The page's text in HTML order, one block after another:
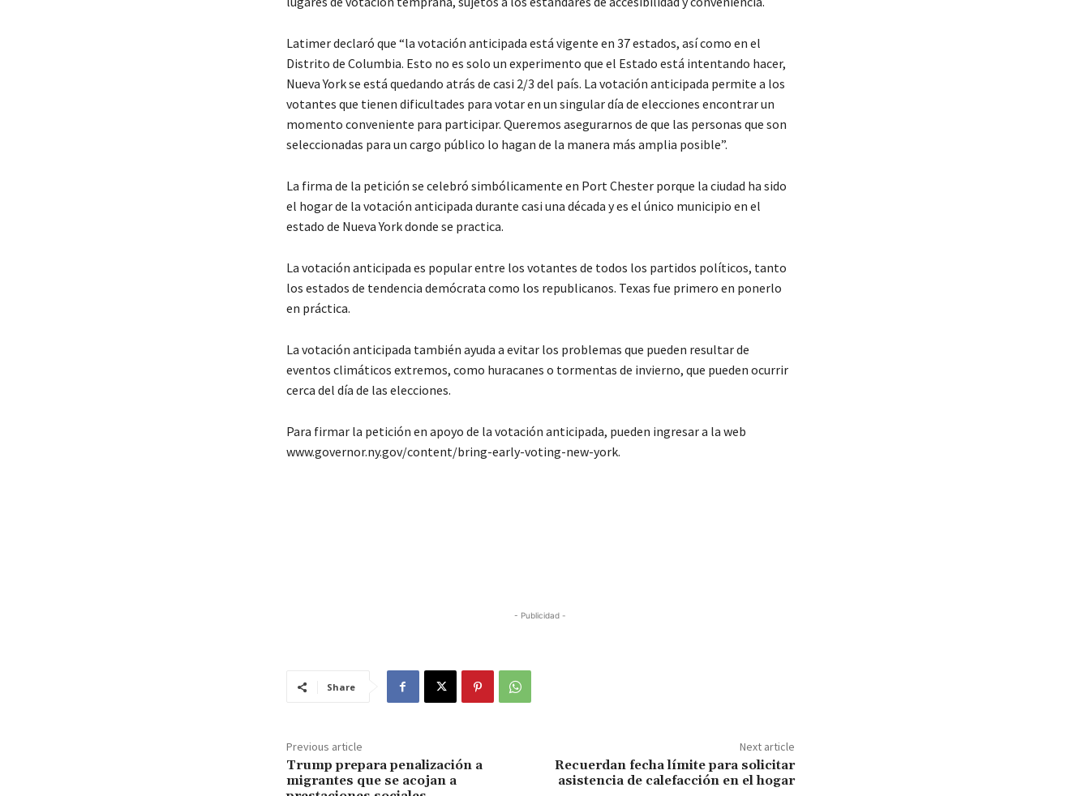
Latimer declaró que “la votación anticipada está vigente en 37 estados, así como en el
Distrito de Columbia. Esto no es solo un experimento que el Estado está intentando hacer,
Nueva York se está quedando atrás de casi 2/3 del país. La votación anticipada permite a los
votantes que tienen dificultades para votar en un singular día de elecciones encontrar un
momento conveniente para participar. Queremos asegurarnos de que las personas que son
seleccionadas para un cargo público lo hagan de la manera más amplia posible”.
La firma de la petición se celebró simbólicamente en Port Chester porque la ciudad ha sido
el hogar de la votación anticipada durante casi una década y es el único municipio en el
estado de Nueva York donde se practica.
La votación anticipada es popular entre los votantes de todos los partidos políticos, tanto
los estados de tendencia demócrata como los republicanos. Texas fue primero en ponerlo
en práctica.
La votación anticipada también ayuda a evitar los problemas que pueden resultar de
eventos climáticos extremos, como huracanes o tormentas de invierno, que pueden ocurrir
cerca del día de las elecciones.
Para firmar la petición en apoyo de la votación anticipada, pueden ingresar a la web
www.governor.ny.gov/content/bring-early-voting-new-york.
- Publicidad -
Share
Previous article
Trump prepara penalización a
migrantes que se acojan a
Next article
Recuerdan fecha límite para solicitar
asistencia de calefacción en el hogar